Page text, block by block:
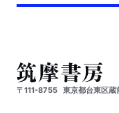
〒111-8755 東京都台東区